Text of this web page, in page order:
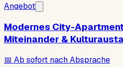
Angebot
Modernes City-
Miteinander &
📅 Ab sofort nach Absprache